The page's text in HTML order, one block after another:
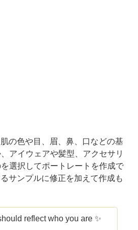
の色や目、眉、鼻、口などの基
アイウェアや髪型、アクセサリ
選択してポートレートを作成で
サンプルに修正を加えて作成も
reflect who you are ✨